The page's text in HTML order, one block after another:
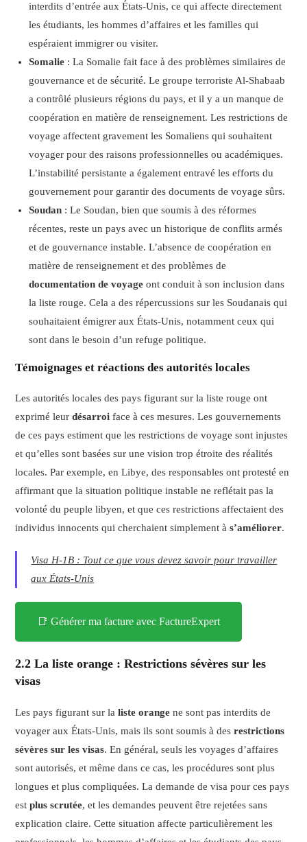
interdits d’entrée aux États-Unis, ce qui affecte directement
les étudiants, les hommes d’affaires et les familles qui
espéraient immigrer ou visiter.
Somalie : La Somalie fait face à des problèmes similaires de
gouvernance et de sécurité. Le groupe terroriste Al-Shabaab
a contrôlé plusieurs régions du pays, et il y a un manque de
coopération en matière de renseignement. Les restrictions de
voyage affectent gravement les Somaliens qui souhaitent
voyager pour des raisons professionnelles ou académiques.
L’instabilité persistante a également entravé les efforts du
gouvernement pour garantir des documents de voyage sûrs.
Soudan : Le Soudan, bien que soumis à des réformes
récentes, reste un pays avec un historique de conflits armés
et de gouvernance instable. L’absence de coopération en
matière de renseignement et des problèmes de
documentation de voyage ont conduit à son inclusion dans
la liste rouge. Cela a des répercussions sur les Soudanais qui
souhaitaient émigrer aux États-Unis, notamment ceux qui
sont dans le besoin d’un refuge politique.
Témoignages et réactions des autorités locales
Les autorités locales des pays figurant sur la liste rouge ont
exprimé leurdésarroi face à ces mesures. Les gouvernements
de ces pays estiment que les restrictions de voyage sont injustes
et qu’elles sont basées sur une vision trop étroite des réalités
locales. Par exemple, en Libye, des responsables ont protesté en
affirmant que la situation politique instable ne reflétait pas la
volonté du peuple libyen, et que ces restrictions affectaient des
individus innocents qui cherchaient simplement às’améliorer.
Visa H-1B : Tout ce que vous devez savoir pour travailler
aux États-Unis
📑 Générer ma facture avec FactureExpert
2.2 La liste orange : Restrictions sévères sur les
visas
Les pays figurant sur laliste orange ne sont pas interdits de
voyager aux États-Unis, mais ils sont soumis à desrestrictions
sévères sur les visas. En général, seuls les voyages d’affaires
sont autorisés, et même dans ce cas, les procédures sont plus
longues et plus compliquées. La demande de visa pour ces pays
estplus scrutée, et les demandes peuvent être rejetées sans
explication claire. Cette situation affecte particulièrement les